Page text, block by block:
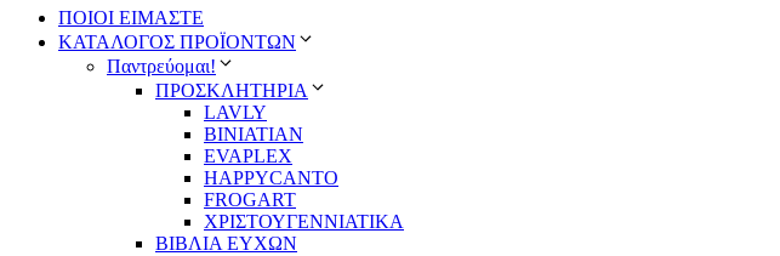
ΠΟΙΟΙ ΕΙΜΑΣΤΕ
ΚΑΤΑΛΟΓΟΣ ΠΡΟΪΟΝΤΩΝ
Παντρεύομαι!
ΠΡΟΣΚΛΗΤΗΡΙΑ
LAVLY
BINIATIAN
EVAPLEX
HAPPYCANTO
FROGART
ΧΡΙΣΤΟΥΓΕΝΝΙΑΤΙΚΑ
ΒΙΒΛΙΑ ΕΥΧΩΝ